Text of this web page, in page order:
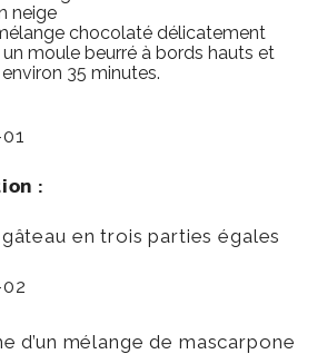
neige
chocolaté délicatement
moule beurré à bords hauts et
35 minutes.
:
en trois parties égales
d’un mélange de mascarpone